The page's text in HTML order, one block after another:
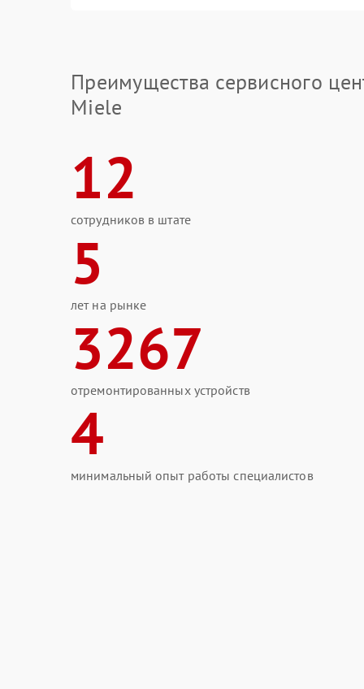
Преимущества сервисного
Miele
12
сотрудников в штате
5
лет на рынке
3267
отремонтированных устройств
4
минимальный опыт работы специалистов